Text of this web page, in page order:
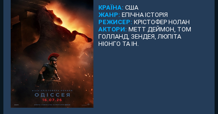
КРАЇНА: США
ЖАНР: ЕПІЧНА ІСТОРІЯ
РЕЖИСЕР: КРІСТОФЕР НОЛАН
АКТОРИ: МЕТТ ДЕЙМОН, ТОМ
ГОЛЛАНД, ЗЕНДЕЯ, ЛЮПІТА
НІОНГО ТА ІН.